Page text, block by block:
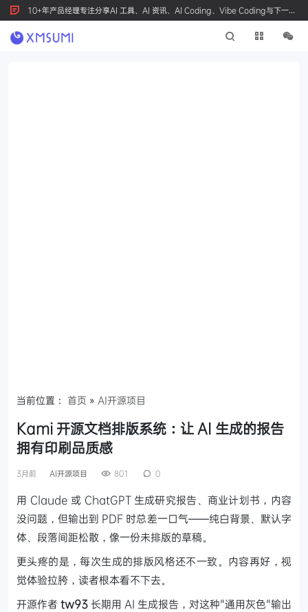
10+年产品经理专注分享AI 工具、AI 资讯、AI Coding、Vibe Coding与下一代
产品创新，按 Ctrl+D 收藏我们
当前位置： 首页 » AI开源项目
Kami 开源文档排版系统：让 AI 生成的报告
拥有印刷品质感
3月前 AI开源项目 801 0
用 Claude 或 ChatGPT 生成研究报告、商业计划书，内容
没问题，但输出到 PDF 时总差一口气——纯白背景、默认字
体、段落间距松散，像一份未排版的草稿。
更头疼的是，每次生成的排版风格还不一致。内容再好，视
觉体验拉胯，读者根本看不下去。
开源作者 tw93 长期用 AI 生成报告，对这种"通用灰色"输出